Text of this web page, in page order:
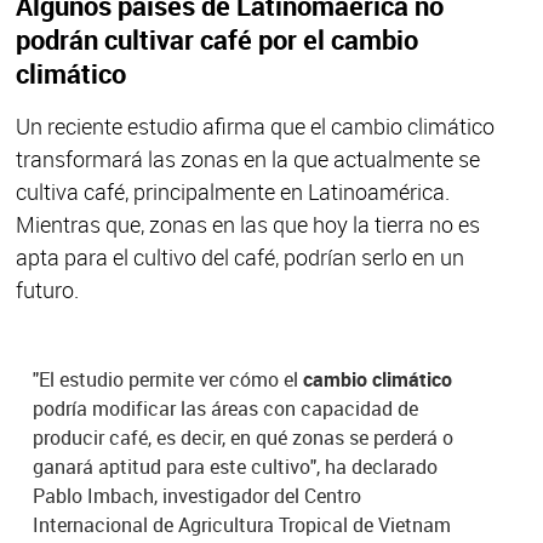
podrán cultivar café por el cambio
climático
Un reciente estudio afirma que el cambio climático
transformará las zonas en la que actualmente se
cultiva café, principalmente en Latinoamérica.
Mientras que, zonas en las que hoy la tierra no es
apta para el cultivo del café, podrían serlo en un
futuro.
"El estudio permite ver cómo elcambio climático
podría modificar las áreas con capacidad de
producir café, es decir, en qué zonas se perderá o
ganará aptitud para este cultivo", ha declarado
Pablo Imbach, investigador del Centro
Internacional de Agricultura Tropical de Vietnam